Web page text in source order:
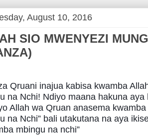
August 10, 2016
SIO MWENYEZI
Qruani inajua kabisa kwamba
na Nchi! Ndiyo maana hakuna
Allah wa Qruan anasema
na Nchi” bali utakutana na aya
mbingu na nchi”